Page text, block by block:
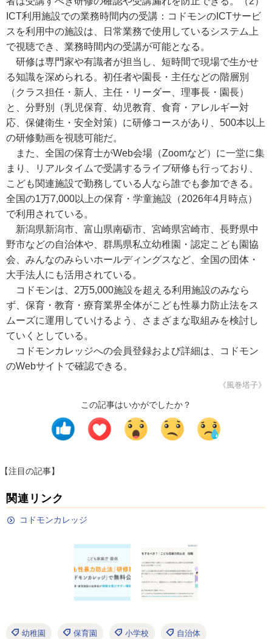
ICT利用施設での業務時間内の受講：コドモンのICTサービ
スを利用中の施設は、日常業務で使用しているシステム上
で視聴でき、業務時間内の受講が可能となる。
研修は専門家や有識者が担当し、短時間で現場で生かせ
る知識を深められる。初任者や園長・主任などの階層別
（クラス担任・新人、主任・リーダー、理事長・園長）
と、分野別（乳児保育、幼児教育、食育・アレルギー対
応、保健衛生・安全対策）に研修コースがあり、500本以上
の研修動画を視聴可能だ。
また、全国の保育士がWeb会場（Zoomなど）に一堂に集
まり、リアルタイムで受講するライブ研修も行っており、
こども関連施設で勤務している人なら誰でも参加できる。
全国の1万7,000以上の保育・学童施設（2026年4月時点）
で利用されている。
新潟県新潟市、富山県南砺市、宮崎県宮崎市、長野県中
野市などの自治体や、群馬県私立幼稚園・認定こども園協
会、みんなのみらいホールディングスなど、全国の団体・
大手法人にも活用されている。
コドモンは、2万5,000施設を超える利用施設のみなら
ず、保育・教育・療育業界全体がこども性暴力防止法をス
ムーズに運用していけるよう、さまざまな取組みを検討し
ていくとしている。
コドモンカレッジへの会員登録および詳細は、コドモン
のWebサイトで確認できる。
《風巻塔子》
この記事はいかがでしたか？
【注目の記事】
関連リンク
コドモンカレッジ
幼稚園 保育園 小学校 自治体